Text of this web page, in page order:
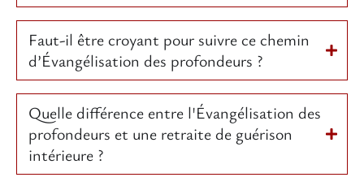
Faut-il être croyant pour suivre ce chemin
d’Évangélisation des profondeurs ?
Quelle différence entre l'Évangélisation des
profondeurs et une retraite de guérison
intérieure ?